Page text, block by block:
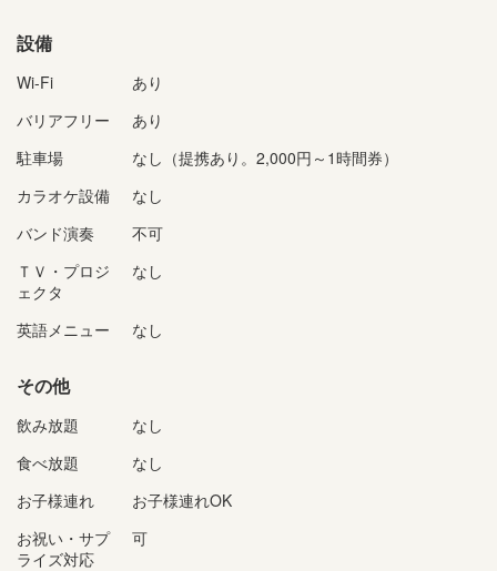
設備
Wi-Fi
あり
バリアフリー
あり
駐車場
なし（提携あり。2,000円～1時間券）
カラオケ設備
なし
バンド演奏
不可
ＴＶ・プロジ
ェクタ
なし
英語メニュー なし
その他
飲み放題
なし
食べ放題
なし
お子様連れ
お子様連れOK
お祝い・サプ
ライズ対応
可